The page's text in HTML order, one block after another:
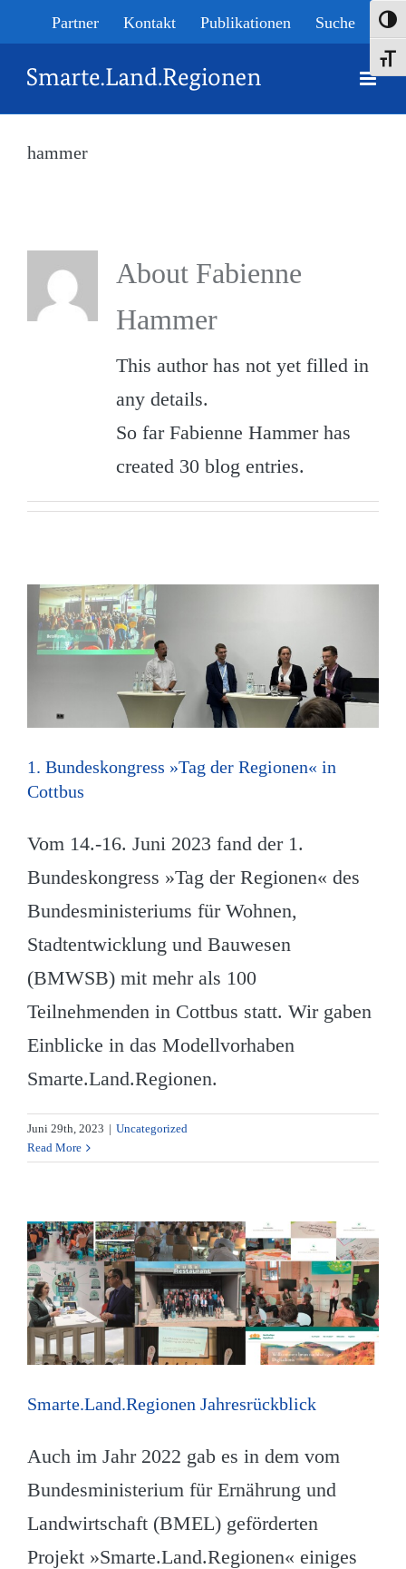
to
content
Partner Kontakt Publikationen Suche
hammer
About Fabienne
Hammer
This author has not yet filled in
any details.
So far Fabienne Hammer has
created 30 blog entries.
1. Bundeskongress »Tag der Regionen« in
Cottbus
Vom 14.-16. Juni 2023 fand der 1.
Bundeskongress »Tag der Regionen« des
Bundesministeriums für Wohnen,
Stadtentwicklung und Bauwesen
(BMWSB) mit mehr als 100
Teilnehmenden in Cottbus statt. Wir gaben
Einblicke in das Modellvorhaben
Smarte.Land.Regionen.
Juni 29th, 2023 | Uncategorized
Read More
Smarte.Land.Regionen Jahresrückblick
Auch im Jahr 2022 gab es in dem vom
Bundesministerium für Ernährung und
Landwirtschaft (BMEL) geförderten
Projekt »Smarte.Land.Regionen« einiges